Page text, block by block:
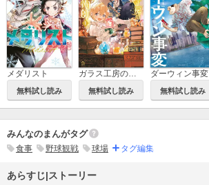
メダリスト
無料試し読み
ガラス工房の錬金術師
無料試し読み
ダーウィン事変
無料試し読み
みんなのまんがタグ
食事 野球観戦 球場 タグ編集
あらすじ|ストーリー